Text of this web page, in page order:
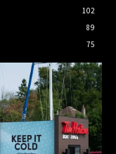
102
89
75